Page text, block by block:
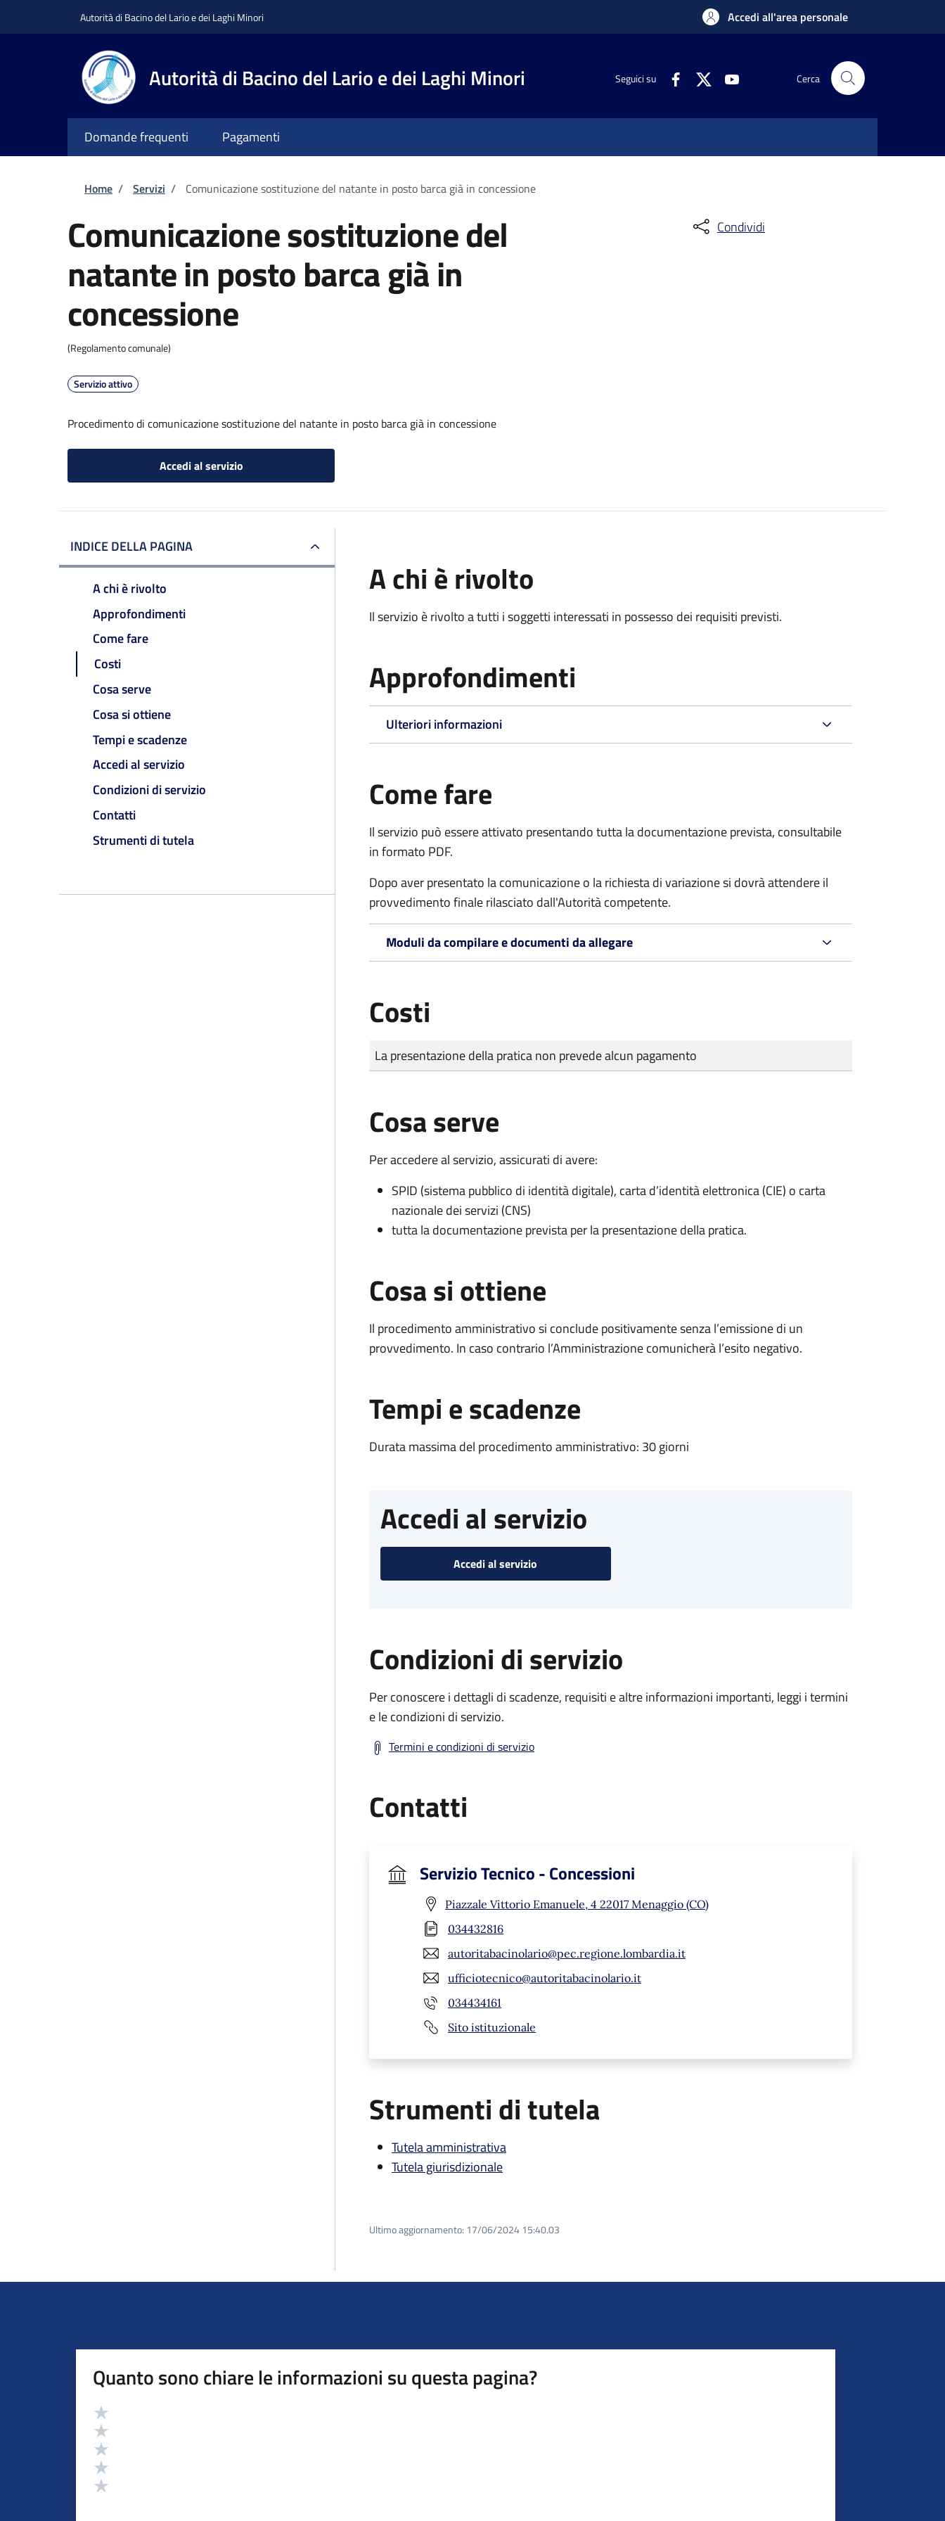
Autorità di Bacino del Lario e dei Laghi Minori Accedi all'area personale
Autorità di Bacino del Lario e dei Laghi Minori Seguici su Cerca
Domande frequenti Pagamenti
Briciole di pane
Home / Servizi / Comunicazione sostituzione del natante in posto barca già in concessione
Comunicazione sostituzione del
natante in posto barca già in
concessione
(Regolamento comunale)
Servizio attivo
Procedimento di comunicazione sostituzione del natante in posto barca già in concessione
Accedi al servizio
Condividi
INDICE DELLA PAGINA
A chi è rivolto
Approfondimenti
Come fare
Costi
Cosa serve
Cosa si ottiene
Tempi e scadenze
Accedi al servizio
Condizioni di servizio
Contatti
Strumenti di tutela
A chi è rivolto
Il servizio è rivolto a tutti i soggetti interessati in possesso dei requisiti previsti.
Approfondimenti
Ulteriori informazioni
Come fare
Il servizio può essere attivato presentando tutta la documentazione prevista, consultabile
in formato PDF.
Dopo aver presentato la comunicazione o la richiesta di variazione si dovrà attendere il
provvedimento finale rilasciato dall'Autorità competente.
Moduli da compilare e documenti da allegare
Costi
Tipo di pagamento
Importo
La presentazione della pratica non prevede alcun pagamento
Cosa serve
Per accedere al servizio, assicurati di avere:
SPID (sistema pubblico di identità digitale), carta d’identità elettronica (CIE) o carta
nazionale dei servizi (CNS)
tutta la documentazione prevista per la presentazione della pratica.
Cosa si ottiene
Il procedimento amministrativo si conclude positivamente senza l’emissione di un
provvedimento. In caso contrario l’Amministrazione comunicherà l’esito negativo.
Tempi e scadenze
Durata massima del procedimento amministrativo: 30 giorni
Accedi al servizio
Accedi al servizio
Condizioni di servizio
Per conoscere i dettagli di scadenze, requisiti e altre informazioni importanti, leggi i termini
e le condizioni di servizio.
Termini e condizioni di servizio
Contatti
Servizio Tecnico - Concessioni
Piazzale Vittorio Emanuele, 4 22017 Menaggio (CO)
034432816
autoritabacinolario@pec.regione.lombardia.it
ufficiotecnico@autoritabacinolario.it
034434161
Sito istituzionale
Strumenti di tutela
Tutela amministrativa
Tutela giurisdizionale
Ultimo aggiornamento: 17/06/2024 15:40.03
Quanto sono chiare le informazioni su questa pagina?
Valutazione